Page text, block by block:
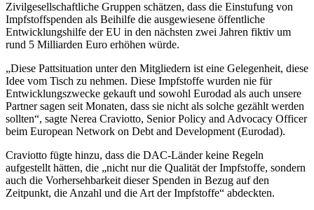
Zivilgesellschaftliche Gruppen schätzen, dass die Einstufung von
Impfstoffspenden als Beihilfe die ausgewiesene öffentliche
Entwicklungshilfe der EU in den nächsten zwei Jahren fiktiv um
rund 5 Milliarden Euro erhöhen würde.
„Diese Pattsituation unter den Mitgliedern ist eine Gelegenheit, diese
Idee vom Tisch zu nehmen. Diese Impfstoffe wurden nie für
Entwicklungszwecke gekauft und sowohl Eurodad als auch unsere
Partner sagen seit Monaten, dass sie nicht als solche gezählt werden
sollten“, sagte Nerea Craviotto, Senior Policy and Advocacy Officer
beim European Network on Debt and Development (Eurodad).
Craviotto fügte hinzu, dass die DAC-Länder keine Regeln
aufgestellt hätten, die „nicht nur die Qualität der Impfstoffe, sondern
auch die Vorhersehbarkeit dieser Spenden in Bezug auf den
Zeitpunkt, die Anzahl und die Art der Impfstoffe“ abdeckten.